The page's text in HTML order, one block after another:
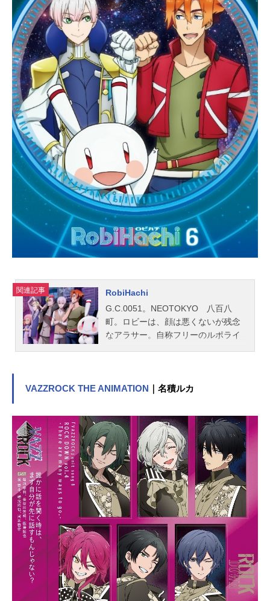
かったようで――!?作品名ISUCA-イ
スカ-放送形態TVアニメスケジュール
2015年1月23日（金）～2015年3月2
8日（土）TOKYOMXほか話数全10話
キャスト島津朔邪：木戸衣吹浅野真
一郎：河本啓佑島津須世璃：M・A・
Oタマ子：佐土原かおり相馬撫子：藏
合紗恵子相馬茉莉：小日向茜文月：
幸田夢波奏絵：ブリドカットセーラ
恵美イスカ：藤村歩スタッフ原作：
高橋脩（KADOKAWA角川書店刊／月
刊ヤングエース連載角川コミックエ
ース刊）監督：岩永彰シリーズ構
成：鈴木雅詞キャラクターデザイ
ン：秋山由樹子総作画監督：一居一
平妖魔デザイン：久我嘉輝プロップ
デザイン：宮川治雄エフェクト・ア
クション監修...
関連記事
RobiHachi
G.C.0051。NEOTOKYO 八百八
町。ロビーは、顔は悪くないが残念
なアラサー。自称フリーのルポライ
せぬ不運が続き、ついには借金取り
りに鞄を奪われたロビーは、一人の
青年に助けられる。犯人を捕まえて
鞄を取り戻してくれたそのフリータ
ーの青年は、ハッチと名乗った。お
礼にと飯を奢るロビー。「曲がった
事は大嫌い」と言うハッチ。「楽し
て暮らせればそれでいい」と言うロ
ビー。二人はまるで正反対。翌日、
ロビーのところにやって来た借金取
りはハッチだった。ハッチのバイト
とは、ロビーが借金をした高利貸し
のヤンのバイトだったのだ。間一
髪、ロビーはピンチを切り抜けると
宇宙船で大空へ。ロビーは、このま
VAZZROCK THE ANIMATION ｜名積ルカ